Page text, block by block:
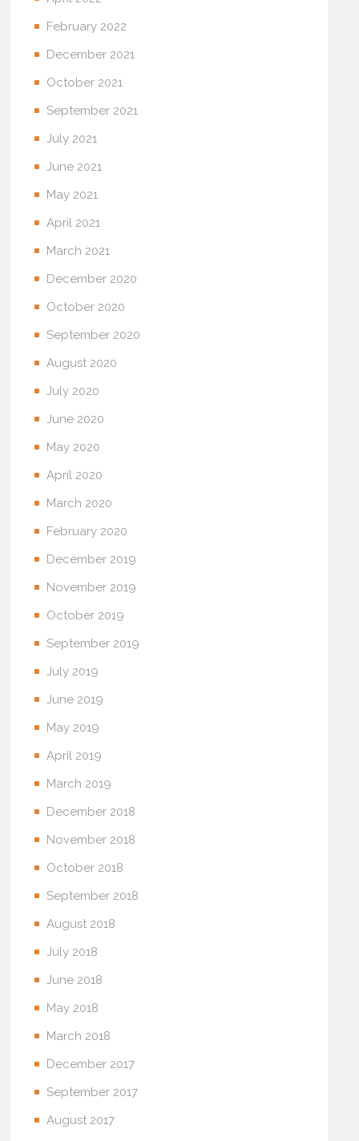
February 2022
December 2021
October 2021
September 2021
July 2021
June 2021
May 2021
April 2021
March 2021
December 2020
October 2020
September 2020
August 2020
July 2020
June 2020
May 2020
April 2020
March 2020
February 2020
December 2019
November 2019
October 2019
September 2019
July 2019
June 2019
May 2019
April 2019
March 2019
December 2018
November 2018
October 2018
September 2018
August 2018
July 2018
June 2018
May 2018
March 2018
December 2017
September 2017
August 2017